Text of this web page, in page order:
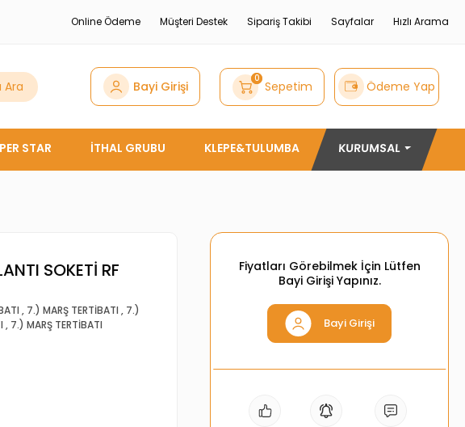
Online Ödeme Müşteri Destek Sipariş Takibi Sayfalar Hızlı Arama
Ara Bayi Girişi 0 Sepetim Ödeme Yap
STAR İTHAL GRUBU KLEPE&TULUMBA KURUMSAL
SOKETİ RF
, 7.) MARŞ TERTİBATI , 7.)
, 7.) MARŞ TERTİBATI
Fiyatları Görebilmek İçin Lütfen
Bayi Girişi Yapınız.
Bayi Girişi